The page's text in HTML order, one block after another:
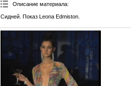
Описание материала:
Сидней. Показ Leona Edmiston.